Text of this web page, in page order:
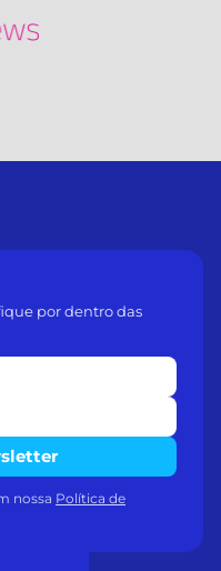
por dentro das
nossa Política de